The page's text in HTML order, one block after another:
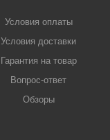
Условия оплаты
Условия доставки
Гарантия на товар
Вопрос-ответ
Обзоры